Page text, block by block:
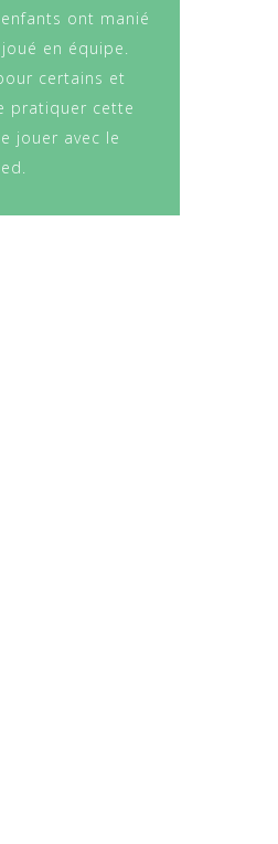
ont manié
en équipe.
certains et
pratiquer cette
jouer avec le